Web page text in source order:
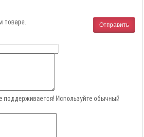
Отправить
товаре.
поддерживается! Используйте обычный